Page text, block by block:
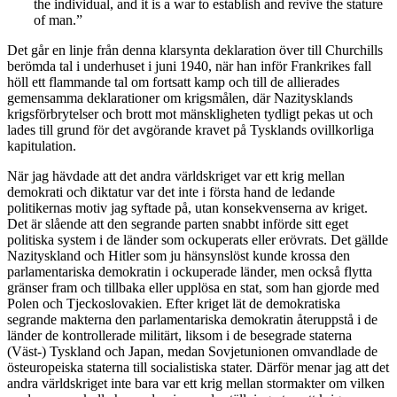
the individual, and it is a war to establish and revive the stature
of man.”
Det går en linje från denna klarsynta deklaration över till Churchills
berömda tal i underhuset i juni 1940, när han inför Frankrikes fall
höll ett flammande tal om fortsatt kamp och till de allierades
gemensamma deklarationer om krigsmålen, där Nazitysklands
krigsförbrytelser och brott mot mänskligheten tydligt pekas ut och
lades till grund för det avgörande kravet på Tysklands ovillkorliga
kapitulation.
När jag hävdade att det andra världskriget var ett krig mellan
demokrati och diktatur var det inte i första hand de ledande
politikernas motiv jag syftade på, utan konsekvenserna av kriget.
Det är slående att den segrande parten snabbt införde sitt eget
politiska system i de länder som ockuperats eller erövrats. Det gällde
Nazityskland och Hitler som ju hänsynslöst kunde krossa den
parlamentariska demokratin i ockuperade länder, men också flytta
gränser fram och tillbaka eller upplösa en stat, som han gjorde med
Polen och Tjeckoslovakien. Efter kriget lät de demokratiska
segrande makterna den parlamentariska demokratin återuppstå i de
länder de kontrollerade militärt, liksom i de besegrade staterna
(Väst-) Tyskland och Japan, medan Sovjetunionen omvandlade de
östeuropeiska staterna till socialistiska stater. Därför menar jag att det
andra världskriget inte bara var ett krig mellan stormakter om vilken